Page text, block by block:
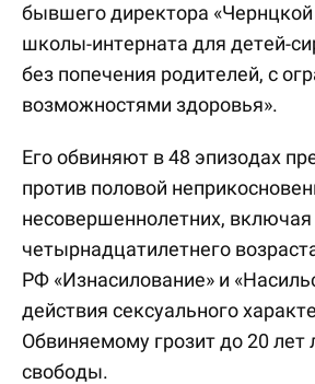
бывшего директора
школы-интерната для детей-
без попечения родителей, с
возможностями здоровья».
Его обвиняют в 48 эпизодах
против половой
несовершеннолетних,
четырнадцатилетнего
РФ «Изнасилование» и
действия сексуального
Обвиняемому грозит до 20 лет
свободы.